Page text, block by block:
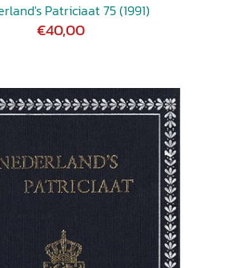
Patriciaat 75 (1991)
€40,00